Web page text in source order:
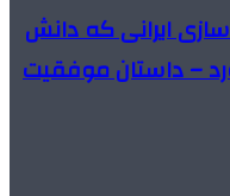
ایرانی که دانش
– داستان موفقیت